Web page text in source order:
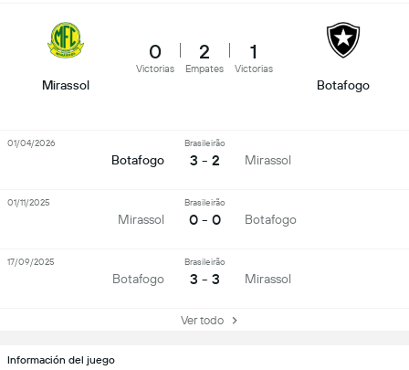
Información del juego
Mirassol
0
Victorias
2
Empates
1
Victorias
Botafogo
Botafogo
Brasileirão
3 - 2 Mirassol
01/04/2026
Mirassol
Brasileirão
0 - 0 Botafogo
01/11/2025
Botafogo
Brasileirão
3 - 3 Mirassol
17/09/2025
Ver todo